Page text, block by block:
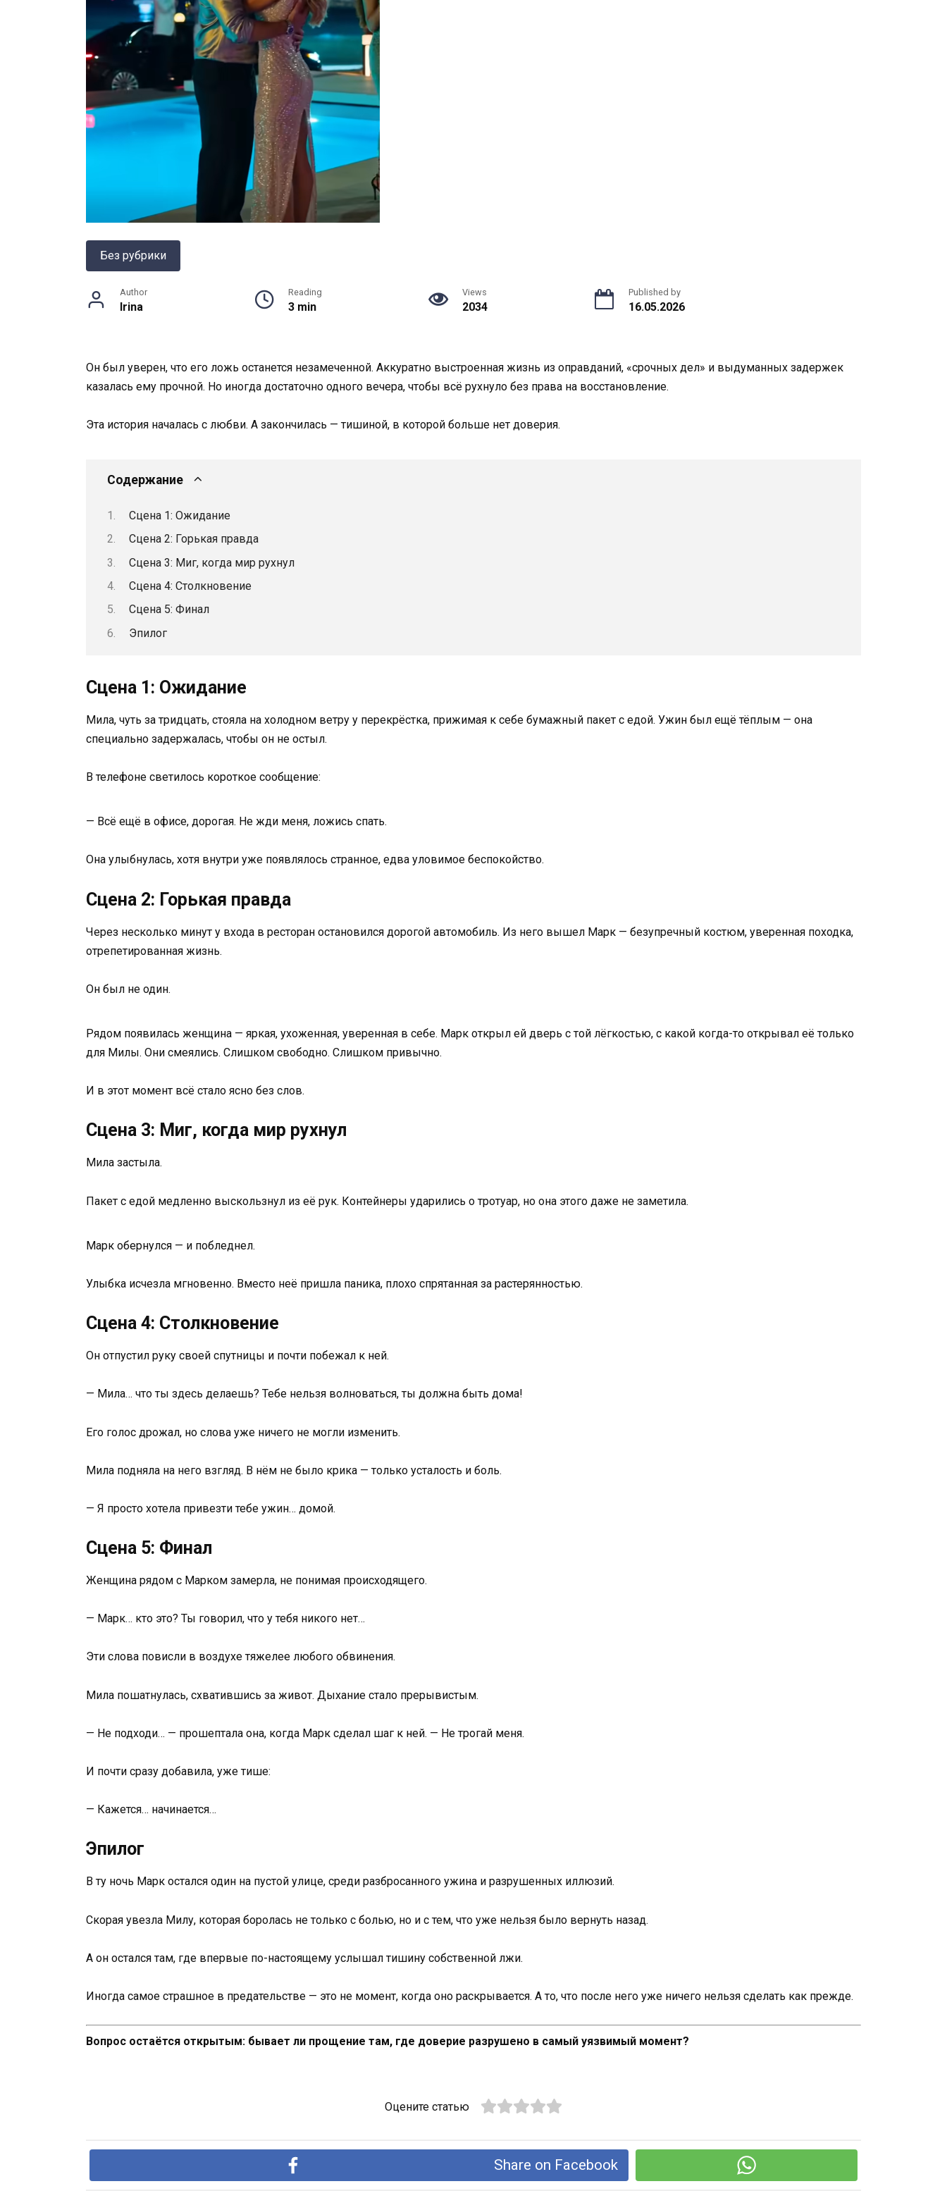
Без рубрики
Author
Irina
Reading
3 min
Views
2034
Published by
16.05.2026
Он был уверен, что его ложь останется незамеченной. Аккуратно выстроенная жизнь из оправданий, «срочных дел» и выдуманных задержек
казалась ему прочной. Но иногда достаточно одного вечера, чтобы всё рухнуло без права на восстановление.
Эта история началась с любви. А закончилась — тишиной, в которой больше нет доверия.
Содержание
Сцена 1: Ожидание
Сцена 2: Горькая правда
Сцена 3: Миг, когда мир рухнул
Сцена 4: Столкновение
Сцена 5: Финал
Эпилог
Сцена 1: Ожидание
Мила, чуть за тридцать, стояла на холодном ветру у перекрёстка, прижимая к себе бумажный пакет с едой. Ужин был ещё тёплым — она
специально задержалась, чтобы он не остыл.
В телефоне светилось короткое сообщение:
— Всё ещё в офисе, дорогая. Не жди меня, ложись спать.
Она улыбнулась, хотя внутри уже появлялось странное, едва уловимое беспокойство.
Сцена 2: Горькая правда
Через несколько минут у входа в ресторан остановился дорогой автомобиль. Из него вышел Марк — безупречный костюм, уверенная походка,
отрепетированная жизнь.
Он был не один.
Рядом появилась женщина — яркая, ухоженная, уверенная в себе. Марк открыл ей дверь с той лёгкостью, с какой когда-то открывал её только
для Милы. Они смеялись. Слишком свободно. Слишком привычно.
И в этот момент всё стало ясно без слов.
Сцена 3: Миг, когда мир рухнул
Мила застыла.
Пакет с едой медленно выскользнул из её рук. Контейнеры ударились о тротуар, но она этого даже не заметила.
Марк обернулся — и побледнел.
Улыбка исчезла мгновенно. Вместо неё пришла паника, плохо спрятанная за растерянностью.
Сцена 4: Столкновение
Он отпустил руку своей спутницы и почти побежал к ней.
— Мила… что ты здесь делаешь? Тебе нельзя волноваться, ты должна быть дома!
Его голос дрожал, но слова уже ничего не могли изменить.
Мила подняла на него взгляд. В нём не было крика — только усталость и боль.
— Я просто хотела привезти тебе ужин… домой.
Сцена 5: Финал
Женщина рядом с Марком замерла, не понимая происходящего.
— Марк… кто это? Ты говорил, что у тебя никого нет…
Эти слова повисли в воздухе тяжелее любого обвинения.
Мила пошатнулась, схватившись за живот. Дыхание стало прерывистым.
— Не подходи… — прошептала она, когда Марк сделал шаг к ней. — Не трогай меня.
И почти сразу добавила, уже тише:
— Кажется… начинается…
Эпилог
В ту ночь Марк остался один на пустой улице, среди разбросанного ужина и разрушенных иллюзий.
Скорая увезла Милу, которая боролась не только с болью, но и с тем, что уже нельзя было вернуть назад.
А он остался там, где впервые по-настоящему услышал тишину собственной лжи.
Иногда самое страшное в предательстве — это не момент, когда оно раскрывается. А то, что после него уже ничего нельзя сделать как прежде.
Вопрос остаётся открытым: бывает ли прощение там, где доверие разрушено в самый уязвимый момент?
Оцените статью
Share on Facebook